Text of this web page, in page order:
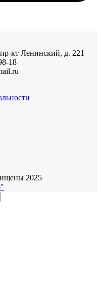
кт Ленинский, д. 221
18
2025